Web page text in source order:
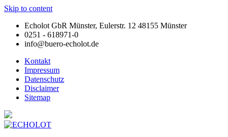
Skip to content
Echolot GbR Münster, Eulerstr. 12 48155 Münster
0251 - 618971-0
info@buero-echolot.de
Kontakt
Impressum
Datenschutz
Disclaimer
Sitemap